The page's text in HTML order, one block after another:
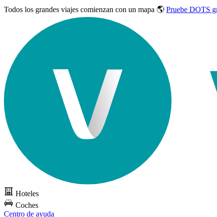
Todos los grandes viajes comienzan con un mapa 🌎 Pruebe DOTS
Hoteles
Coches
Centro de ayuda